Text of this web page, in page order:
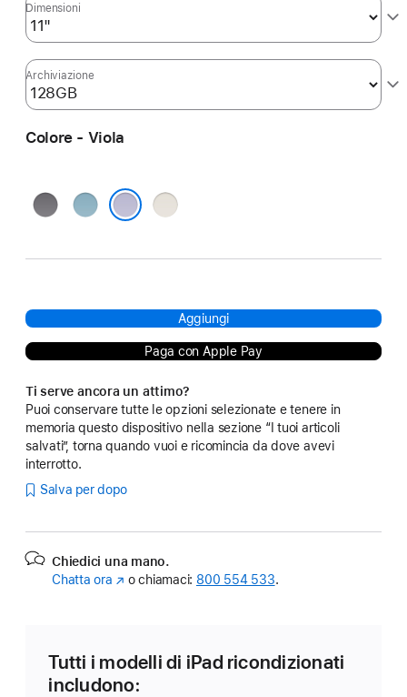
Dimensioni
Archiviazione
Colore - Viola
GrigioBlu Galassia
Aggiungi
Paga con Apple Pay
Ti serve ancora un attimo?
Puoi conservare tutte le opzioni selezionate e tenere in
memoria questo dispositivo nella sezione “I tuoi articoli
salvati”, torna quando vuoi e ricomincia da dove avevi
interrotto.
Salva per dopo
Chiedici una mano.
Chatta ora (Si
nuova
finestra)
o chiamaci: 800 554 533.
Tutti i modelli di iPad ricondizionati
includono: